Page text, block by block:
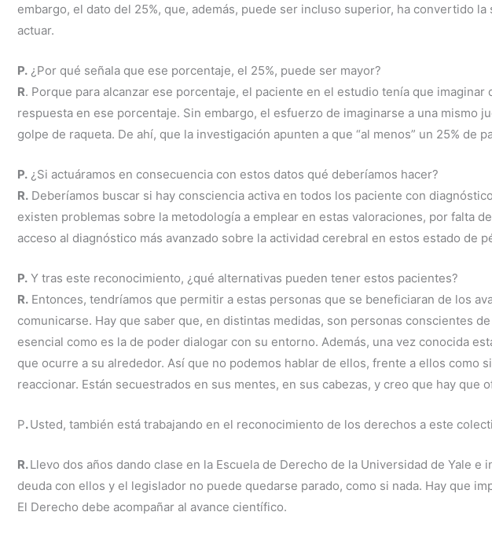
embargo, el dato del 25%, que, además, puede ser incluso superior, ha convertido
actuar.
P. ¿Por qué señala que ese porcentaje, el 25%, puede ser mayor?
R. Porque para alcanzar ese porcentaje, el paciente en el estudio tenía que
respuesta en ese porcentaje. Sin embargo, el esfuerzo de imaginarse a una
golpe de raqueta. De ahí, que la investigación apunten a que “al menos” un 25% de
P. ¿Si actuáramos en consecuencia con estos datos qué deberíamos hacer?
R. Deberíamos buscar si hay consciencia activa en todos los paciente con
existen problemas sobre la metodología a emplear en estas valoraciones, por falta
acceso al diagnóstico más avanzado sobre la actividad cerebral en estos estado de
P. Y tras este reconocimiento, ¿qué alternativas pueden tener estos pacientes?
R. Entonces, tendríamos que permitir a estas personas que se beneficiaran de los
comunicarse. Hay que saber que, en distintas medidas, son personas conscientes
esencial como es la de poder dialogar con su entorno. Además, una vez conocida
que ocurre a su alrededor. Así que no podemos hablar de ellos, frente a ellos como
reaccionar. Están secuestrados en sus mentes, en sus cabezas, y creo que hay que
P.Usted, también está trabajando en el reconocimiento de los derechos a este
R.Llevo dos años dando clase en la Escuela de Derecho de la Universidad de Yale
deuda con ellos y el legislador no puede quedarse parado, como si nada. Hay que
El Derecho debe acompañar al avance científico.